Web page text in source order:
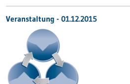
Veranstaltung - 01.12.2015